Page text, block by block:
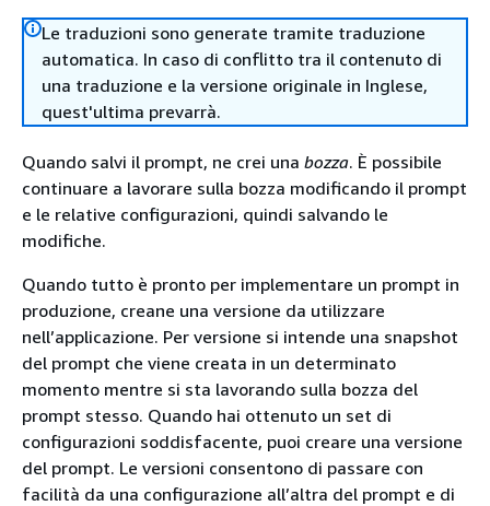
Le traduzioni sono generate tramite traduzione
automatica. In caso di conflitto tra il contenuto di
una traduzione e la versione originale in Inglese,
quest'ultima prevarrà.
Quando salvi il prompt, ne crei una bozza. È possibile
continuare a lavorare sulla bozza modificando il prompt
e le relative configurazioni, quindi salvando le
modifiche.
Quando tutto è pronto per implementare un prompt in
produzione, creane una versione da utilizzare
nell’applicazione. Per versione si intende una snapshot
del prompt che viene creata in un determinato
momento mentre si sta lavorando sulla bozza del
prompt stesso. Quando hai ottenuto un set di
configurazioni soddisfacente, puoi creare una versione
del prompt. Le versioni consentono di passare con
facilità da una configurazione all’altra del prompt e di